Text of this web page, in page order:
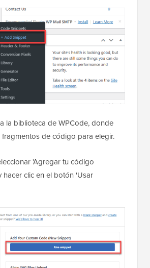
la biblioteca de WPCode, donde
de código para elegir.
'Agregar tu código
hacer clic en el botón 'Usar